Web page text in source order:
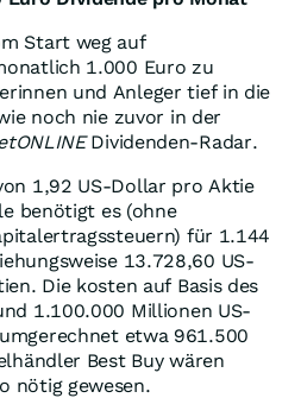
Start weg auf
1.000 Euro zu
und Anleger tief in die
noch nie zuvor in der
Dividenden-Radar.
1,92 US-Dollar pro Aktie
benötigt es (ohne
für 1.144
13.728,60 US-
Die kosten auf Basis des
1.100.000 Millionen US-
etwa 961.500
Best Buy wären
nötig gewesen.